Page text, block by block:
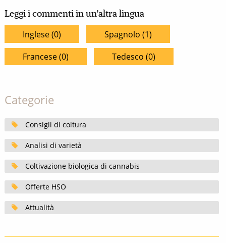
Leggi i commenti in un'altra lingua
Inglese (0) Spagnolo (1)
Francese (0) Tedesco (0)
Categorie
Consigli di coltura
Analisi di varietà
Coltivazione biologica di cannabis
Offerte HSO
Attualità